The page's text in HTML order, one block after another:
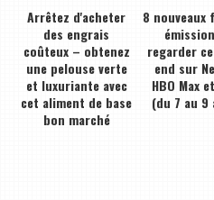
Arrêtez d'acheter
des engrais
coûteux – obtenez
une pelouse verte
et luxuriante avec
cet aliment de base
bon marché
8 nouveaux
regarder
end sur
HBO Max
(du 7 au 9